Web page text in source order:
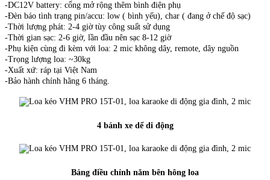
-DC12V battery: cổng mở rộng thêm bình điện phụ
-Đèn báo tình trạng pin/accu: low ( bình yếu), char ( đang ở chế độ sạc)
-Thời lượng phát: 2-4 giờ tùy công suất sử dụng
-Thời gian sạc: 2-6 giờ, lần đầu nên sạc 8-12 giờ
-Phụ kiện cùng đi kèm với loa: 2 mic không dây, remote, dây nguồn
-Trọng lượng loa: ~30kg
-Xuất xứ: ráp tại Việt Nam
-Bảo hành chính hãng 6 tháng.
4 bánh xe dể di động
Bảng điều chỉnh năm bên hông loa